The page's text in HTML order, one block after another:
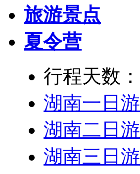
旅游景点
夏令营
行程天数：
湖南一日游
湖南二日游
湖南三日游